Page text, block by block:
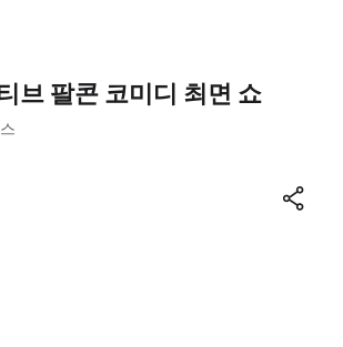
브 팔콘 코미디 최면 쇼